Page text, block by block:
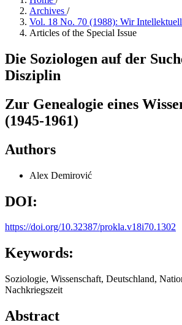
Archives /
Vol. 18 No. 70 (1988): Wir
Articles of the Special Issue
Die Soziologen auf der
Disziplin
Zur Genealogie eines
(1945-1961)
Authors
Alex Demirović
DOI:
https://doi.org/10.32387/prokla.v18i70.1302
Keywords:
Soziologie, Wissenschaft, Deutschland,
Nachkriegszeit
Abstract